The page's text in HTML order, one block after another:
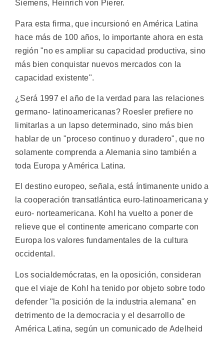
Siemens, Heinrich von Pierer.
Para esta firma, que incursionó en América Latina
hace más de 100 años, lo importante ahora en esta
región "no es ampliar su capacidad productiva, sino
más bien conquistar nuevos mercados con la
capacidad existente".
¿Será 1997 el año de la verdad para las relaciones
germano- latinoamericanas? Roesler prefiere no
limitarlas a un lapso determinado, sino más bien
hablar de un "proceso continuo y duradero", que no
solamente comprenda a Alemania sino también a
toda Europa y América Latina.
El destino europeo, señala, está íntimanente unido a
la cooperación transatlántica euro-latinoamericana y
euro- norteamericana. Kohl ha vuelto a poner de
relieve que el continente americano comparte con
Europa los valores fundamentales de la cultura
occidental.
Los socialdemócratas, en la oposición, consideran
que el viaje de Kohl ha tenido por objeto sobre todo
defender "la posición de la industria alemana" en
detrimento de la democracia y el desarrollo de
América Latina, según un comunicado de Adelheid